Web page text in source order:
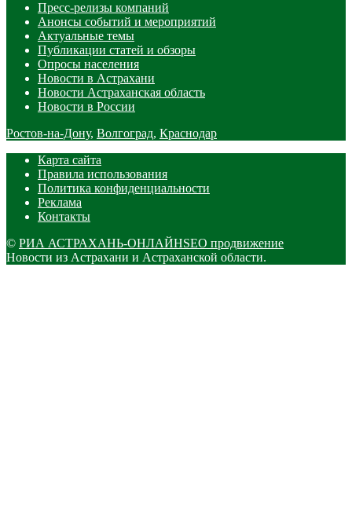
Пресс-релизы компаний
Анонсы событий и мероприятий
Актуальные темы
Публикации статей и обзоры
Опросы населения
Новости в Астрахани
Новости Астраханская область
Новости в России
Ростов-на-Дону, Волгоград, Краснодар
Карта сайта
Правила использования
Политика конфиденциальности
Реклама
Контакты
© РИА АСТРАХАНЬ-ОНЛАЙНSEO продвижение
Новости из Астрахани и Астраханской области.